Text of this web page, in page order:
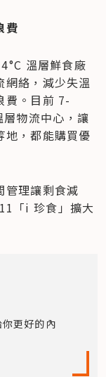
費
溫層鮮食廠
網絡，減少失溫
費。目前 7-
物流中心，讓
地，都能購買優
管理讓剩食減
「i 珍食」擴大
更好的內